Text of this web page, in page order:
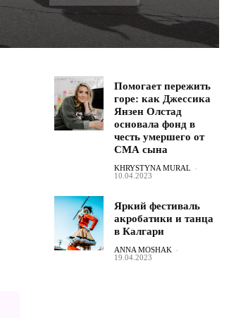
Помогает пережить
горе: как Джессика
Янзен Олстад
основала фонд в
честь умершего от
СМА сына
KHRYSTYNA MURAL -
10.04.2023
Яркий фестиваль
акробатики и танца
в Калгари
ANNA MOSHAK -
19.04.2023